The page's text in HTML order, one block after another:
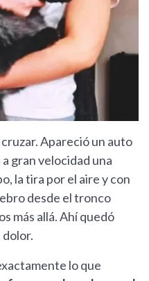
Apareció un auto
gran velocidad una
la tira por el aire y con
desde el tronco
más allá. Ahí quedó
lo que